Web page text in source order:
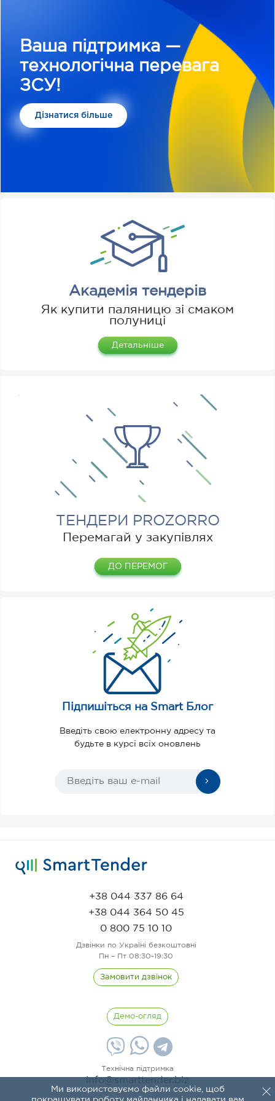
Ваша підтримка —
технологічна перевага
ЗСУ!
Дізнатися більше
Академія тендерів
Як купити паляницю зі смаком
полуниці
Детальніше
Підпишіться на Smart Блог
Введіть свою електронну адресу та
будьте в курсі всіх оновлень
ТЕНДЕРИ PROZORRO
Перемагай у закупівлях
ДО ПЕРЕМОГ
Ми використовуємо файли cookie, щоб
+38 044 337 86 64
+38 044 364 50 45
0 800 75 10 10
Дзвінки по Україні безкоштовні
Пн – Пт 08:30-19:30
Замовити дзвінок
Технічна підтримка
Демо-огляд